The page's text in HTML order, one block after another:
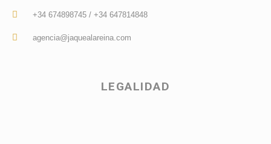
+34 674898745 / +34 647814848
agencia@jaquealareina.com
LEGALIDAD